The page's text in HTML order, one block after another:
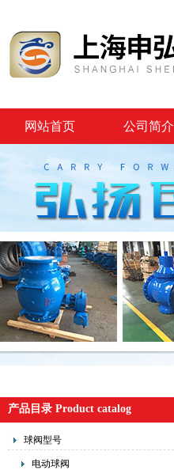
网站首页 公司简介
产品目录 Product catalog
球阀型号
电动球阀